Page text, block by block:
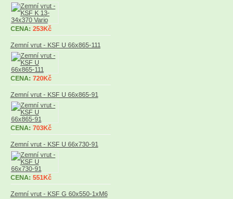
CENA: 253Kč
Zemní vrut - KSF U 66x865-111
CENA: 720Kč
Zemní vrut - KSF U 66x865-91
CENA: 703Kč
Zemní vrut - KSF U 66x730-91
CENA: 551Kč
Zemní vrut - KSF G 60x550-1xM6